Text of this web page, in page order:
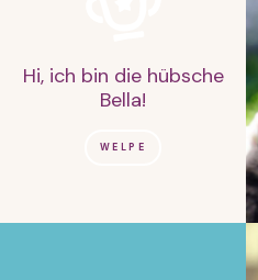
Hi, ich bin die hübsche
Bella!
WELPE